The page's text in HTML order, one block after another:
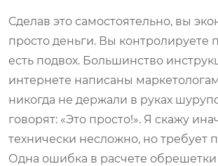
Сделав это самостоятельно, вы
просто деньги. Вы контролируете
есть подвох. Большинство
интернете написаны
никогда не держали в руках
говорят: «Это просто!». Я скажу
технически несложно, но требует
Одна ошибка в расчете